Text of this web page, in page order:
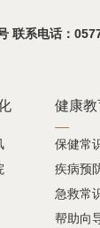
联系电话：
健康教
保健常
疾病预
急救常
帮助向